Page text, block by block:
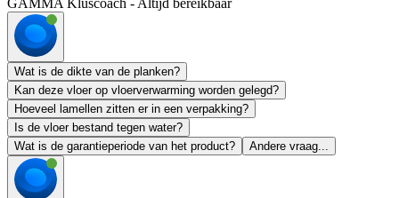
Wat is de dikte van de planken?
Kan deze vloer op vloerverwarming worden gelegd?
Hoeveel lamellen zitten er in een verpakking?
Is de vloer bestand tegen water?
Wat is de garantieperiode van het product?
Andere vraag...